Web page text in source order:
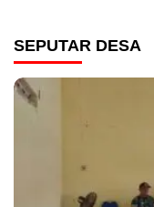
SEPUTAR DESA